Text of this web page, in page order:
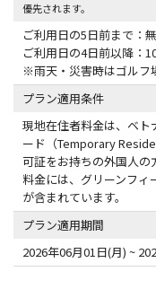
優先されます。
ご利用日の5日前まで：
ご利用日の4日前以降：
プラン適用条件
現地在住者料金は、ベト
ード（Temporary
可証をお持ちの外国人の
料金には、グリーンフィ
が含まれています。
プラン適用期間
2026年06月01日(月) ~